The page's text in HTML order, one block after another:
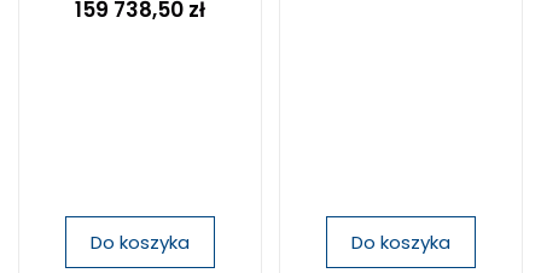
159 738,50 zł
Do koszyka Do koszyka